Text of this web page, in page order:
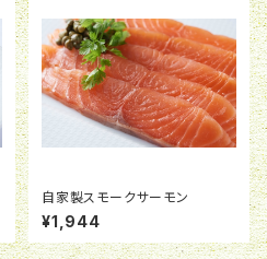
自家製スモークサーモン
¥1,944